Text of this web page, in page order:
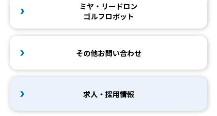
ミヤ・リードロン
ゴルフロボット
その他お問い合わせ
求人・採用情報